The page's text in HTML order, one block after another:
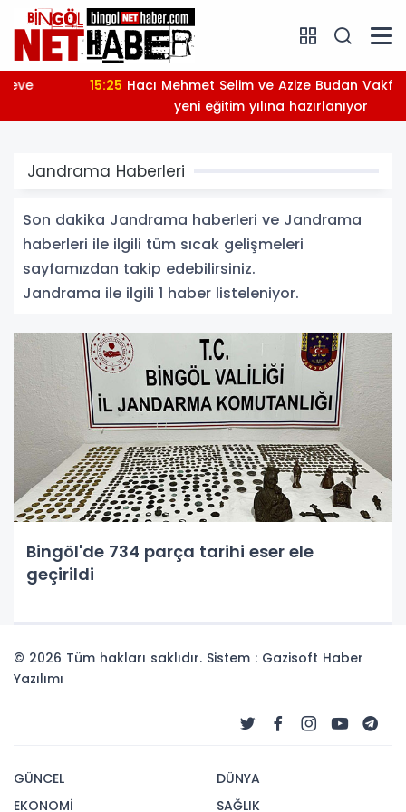
yeni eğitim yılına hazırlanıyor
Jandrama Haberleri
Son dakika Jandrama haberleri ve Jandrama
haberleri ile ilgili tüm sıcak gelişmeleri
sayfamızdan takip edebilirsiniz.
Jandrama ile ilgili 1 haber listeleniyor.
Bingöl'de 734 parça tarihi eser ele
geçirildi
© 2026 Tüm hakları saklıdır. Sistem : Gazisoft Haber
Yazılımı
GÜNCEL
EKONOMİ
DÜNYA
SAĞLIK